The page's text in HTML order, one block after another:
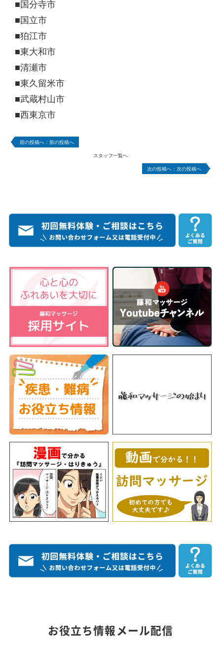
■国分寺市
■国立市
■狛江市
■東大和市
■清瀬市
■東久留米市
■武蔵村山市
■西東京市
前の投稿へ
スタッフ一覧へ
次の投稿へ
お役立ち情報メール配信